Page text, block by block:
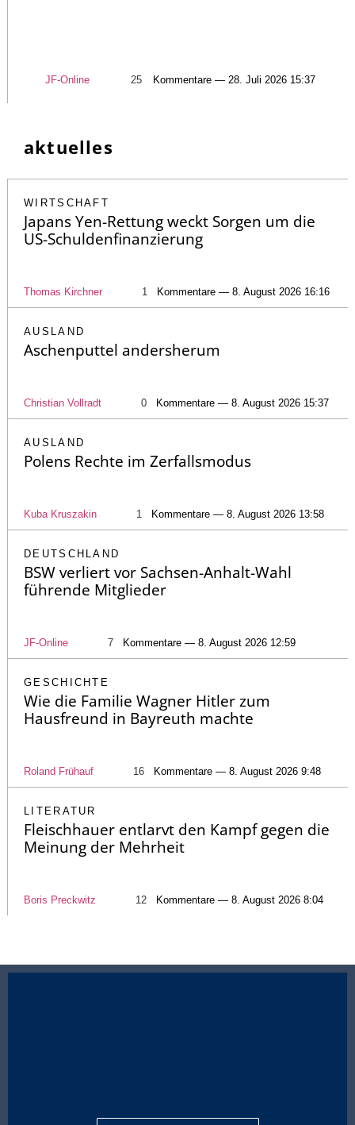
JF-Online 25 Kommentare — 28. Juli 2026 15:37
aktuelles
WIRTSCHAFT
Japans Yen-Rettung weckt Sorgen um die
US-Schuldenfinanzierung
Thomas Kirchner 1 Kommentare — 8. August 2026 16:16
AUSLAND
Aschenputtel andersherum
Christian Vollradt 0 Kommentare — 8. August 2026 15:37
AUSLAND
Polens Rechte im Zerfallsmodus
Kuba Kruszakin 1 Kommentare — 8. August 2026 13:58
DEUTSCHLAND
BSW verliert vor Sachsen-Anhalt-Wahl
führende Mitglieder
JF-Online 7 Kommentare — 8. August 2026 12:59
GESCHICHTE
Wie die Familie Wagner Hitler zum
Hausfreund in Bayreuth machte
Roland Frühauf 16 Kommentare — 8. August 2026 9:48
LITERATUR
Fleischhauer entlarvt den Kampf gegen die
Meinung der Mehrheit
Boris Preckwitz 12 Kommentare — 8. August 2026 8:04